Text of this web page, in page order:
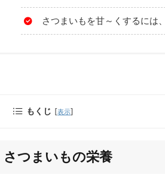
さつまいもを甘～くするには
もくじ [表示]
さつまいもの栄養